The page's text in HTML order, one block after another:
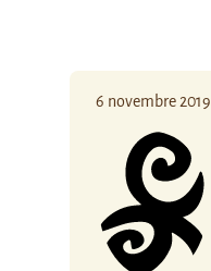
6 novembre 2019